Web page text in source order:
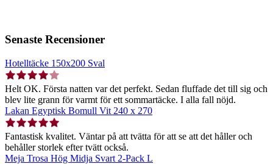
Senaste Recensioner
Hotelltäcke 150x200 Sval
Helt OK. Första natten var det perfekt. Sedan fluffade det till sig och
blev lite grann för varmt för ett sommartäcke. I alla fall nöjd.
Lakan Egyptisk Bomull Vit 240 x 270
Fantastisk kvalitet. Väntar på att tvätta för att se att det håller och
behåller storlek efter tvätt också.
Meja Trosa Hög Midja Svart 2-Pack L